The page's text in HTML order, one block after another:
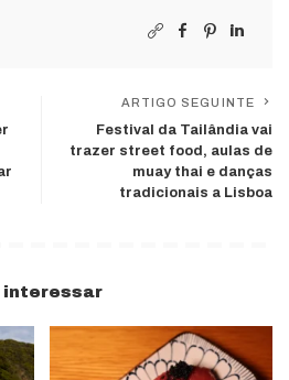
ARTIGO SEGUINTE
Festival da Tailândia vai
trazer street food, aulas de
muay thai e danças
tradicionais a Lisboa
interessar